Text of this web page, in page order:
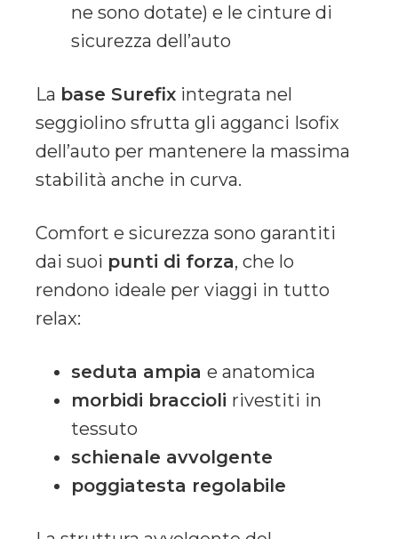
ne sono dotate) e le cinture di
sicurezza dell’auto
La base Surefix integrata nel
seggiolino sfrutta gli agganci Isofix
dell’auto per mantenere la massima
stabilità anche in curva.
Comfort e sicurezza sono garantiti
dai suoi punti di forza, che lo
rendono ideale per viaggi in tutto
relax:
seduta ampia e anatomica
morbidi braccioli rivestiti in
tessuto
schienale avvolgente
poggiatesta regolabile